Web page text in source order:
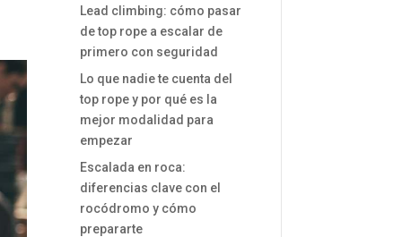
Lead climbing: cómo pasar
de top rope a escalar de
primero con seguridad
Lo que nadie te cuenta del
top rope y por qué es la
mejor modalidad para
empezar
Escalada en roca:
diferencias clave con el
rocódromo y cómo
prepararte